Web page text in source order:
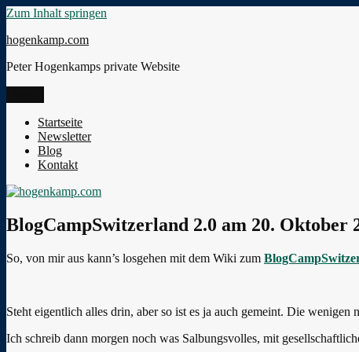
Zum Inhalt springen
hogenkamp.com
Peter Hogenkamps private Website
Startseite
Newsletter
Blog
Kontakt
BlogCampSwitzerland 2.0 am 20. Oktober
So, von mir aus kann’s losgehen mit dem Wiki zum
Steht eigentlich alles drin, aber so ist es ja auch gemeint. Die wenigen
Ich schreib dann morgen noch was Salbungsvolles, mit